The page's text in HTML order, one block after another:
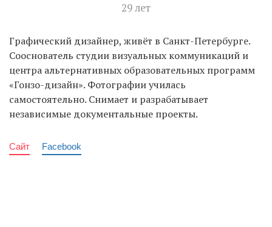
29 лет
Графический дизайнер, живёт в Санкт-Петербурге.
Сооснователь студии визуальных коммуникаций и
центра альтернативных образовательных программ
«Гонзо-дизайн». Фотографии училась
самостоятельно. Снимает и разрабатывает
независимые документальные проекты.
Сайт Facebook